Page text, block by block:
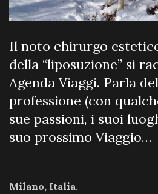
Il noto chirurgo
della “liposuzione” si
Agenda Viaggi. Parla
professione (con
sue passioni, i suoi
suo prossimo Viaggio…
Milano, Italia.